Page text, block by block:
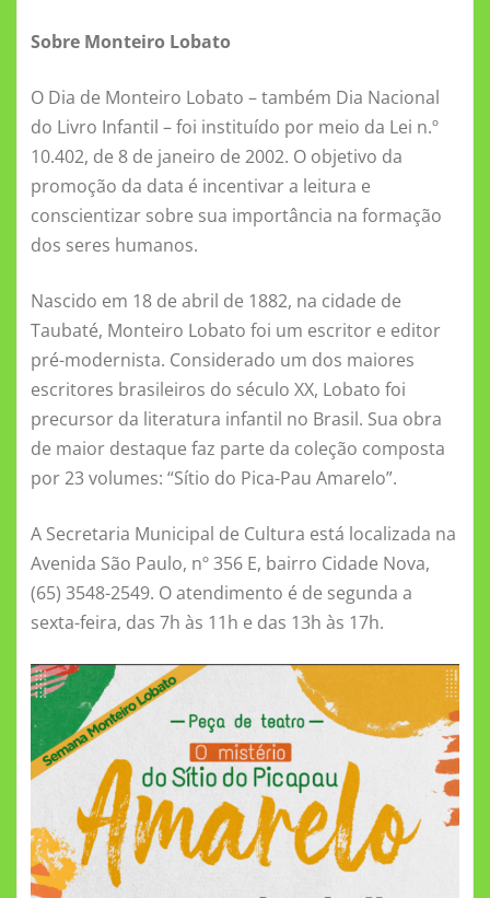
Sobre Monteiro Lobato
O Dia de Monteiro Lobato – também Dia Nacional
do Livro Infantil – foi instituído por meio da Lei n.º
10.402, de 8 de janeiro de 2002. O objetivo da
promoção da data é incentivar a leitura e
conscientizar sobre sua importância na formação
dos seres humanos.
Nascido em 18 de abril de 1882, na cidade de
Taubaté, Monteiro Lobato foi um escritor e editor
pré-modernista. Considerado um dos maiores
escritores brasileiros do século XX, Lobato foi
precursor da literatura infantil no Brasil. Sua obra
de maior destaque faz parte da coleção composta
por 23 volumes: “Sítio do Pica-Pau Amarelo”.
A Secretaria Municipal de Cultura está localizada na
Avenida São Paulo, nº 356 E, bairro Cidade Nova,
(65) 3548-2549. O atendimento é de segunda a
sexta-feira, das 7h às 11h e das 13h às 17h.